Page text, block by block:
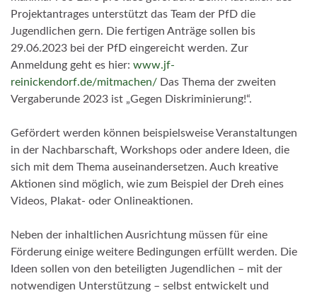
Projektantrages unterstützt das Team der PfD die
Jugendlichen gern. Die fertigen Anträge sollen bis
29.06.2023 bei der PfD eingereicht werden. Zur
Anmeldung geht es hier: www.jf-
reinickendorf.de/mitmachen/ Das Thema der zweiten
Vergaberunde 2023 ist „Gegen Diskriminierung!“.
Gefördert werden können beispielsweise Veranstaltungen
in der Nachbarschaft, Workshops oder andere Ideen, die
sich mit dem Thema auseinandersetzen. Auch kreative
Aktionen sind möglich, wie zum Beispiel der Dreh eines
Videos, Plakat- oder Onlineaktionen.
Neben der inhaltlichen Ausrichtung müssen für eine
Förderung einige weitere Bedingungen erfüllt werden. Die
Ideen sollen von den beteiligten Jugendlichen – mit der
notwendigen Unterstützung – selbst entwickelt und